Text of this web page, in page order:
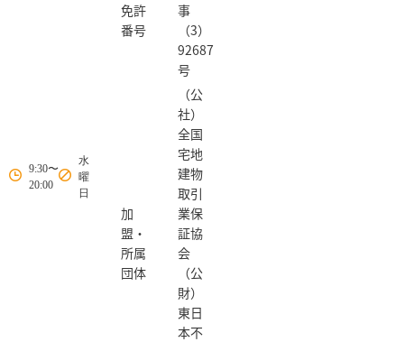
9:30〜
20:00
水
曜
日
免許
番号
事
（3）
92687
号
加
盟・
所属
団体
（公
社）
全国
宅地
建物
取引
業保
証協
会
（公
財）
東日
本不